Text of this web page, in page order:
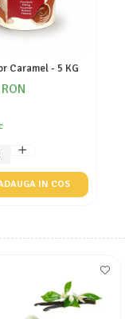
Caramel - 5 KG
IN COS